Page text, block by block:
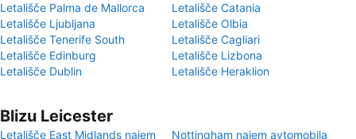
Letališče Palma de Mallorca
Letališče Catania
Letališče Ljubljana
Letališče Olbia
Letališče Tenerife South
Letališče Cagliari
Letališče Edinburg
Letališče Lizbona
Letališče Dublin
Letališče Heraklion
Blizu Leicester
Letališče East Midlands najem
Nottingham najem avtomobila